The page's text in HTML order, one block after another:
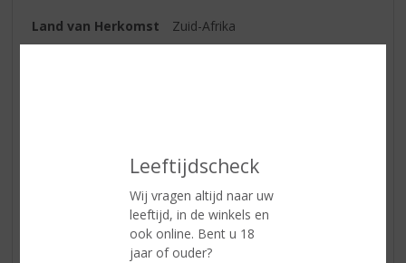
Leeftijdscheck
Wij vragen altijd naar uw
leeftijd, in de winkels en
ook online. Bent u 18
jaar of ouder?
Land van Herkomst
Zuid-Afrika
Passievruchten en lychee
verfijnde smaak